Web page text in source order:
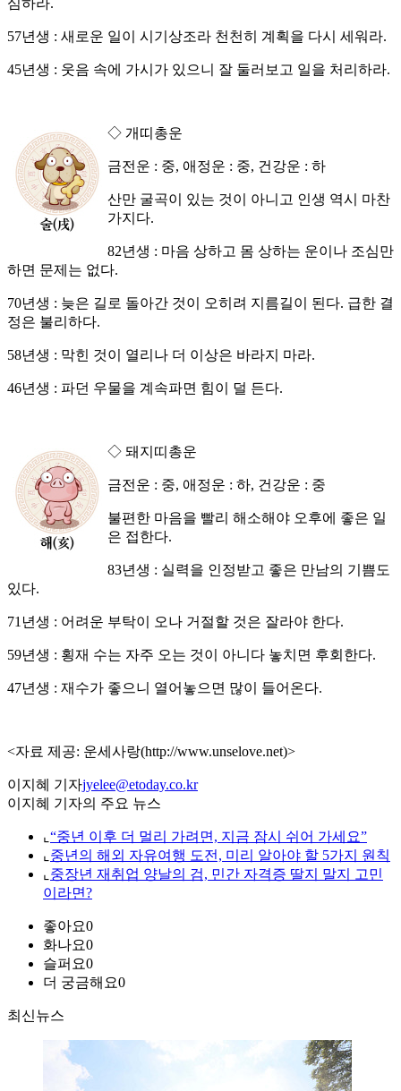
심하라.
57년생 : 새로운 일이 시기상조라 천천히 계획을 다시 세워라.
45년생 : 웃음 속에 가시가 있으니 잘 둘러보고 일을 처리하라.
◇ 개띠총운
금전운 : 중, 애정운 : 중, 건강운 : 하
산만 굴곡이 있는 것이 아니고 인생 역시 마찬
가지다.
82년생 : 마음 상하고 몸 상하는 운이나 조심만
하면 문제는 없다.
70년생 : 늦은 길로 돌아간 것이 오히려 지름길이 된다. 급한 결
정은 불리하다.
58년생 : 막힌 것이 열리나 더 이상은 바라지 마라.
46년생 : 파던 우물을 계속파면 힘이 덜 든다.
◇ 돼지띠총운
금전운 : 중, 애정운 : 하, 건강운 : 중
불편한 마음을 빨리 해소해야 오후에 좋은 일
은 접한다.
83년생 : 실력을 인정받고 좋은 만남의 기쁨도
있다.
71년생 : 어려운 부탁이 오나 거절할 것은 잘라야 한다.
59년생 : 횡재 수는 자주 오는 것이 아니다 놓치면 후회한다.
47년생 : 재수가 좋으니 열어놓으면 많이 들어온다.
<자료 제공: 운세사랑(http://www.unselove.net)>
이지혜 기자jyelee@etoday.co.kr
이지혜 기자의 주요 뉴스
⌞ “중년 이후 더 멀리 가려면, 지금 잠시 쉬어 가세요”
⌞ 중년의 해외 자유여행 도전, 미리 알아야 할 5가지 원칙
⌞ 중장년 재취업 양날의 검, 민간 자격증 딸지 말지 고민
이라면?
좋아요0
화나요0
슬퍼요0
더 궁금해요0
최신뉴스